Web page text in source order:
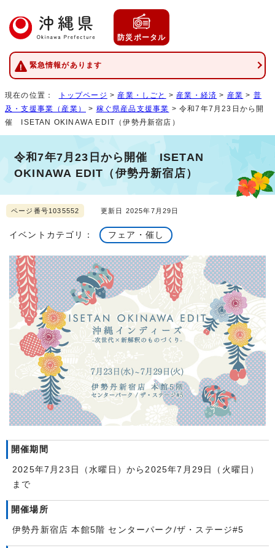
防災ポータル
緊急情報があります
現在の位置： トップページ > 産業・しごと > 産業・経済 > 産業 > 普
及・支援事業（産業）
> 稼ぐ県産品支援事業 > 令和7年7月23日から開
催 ISETAN OKINAWA EDIT（伊勢丹新宿店）
令和7年7月23日から開催 ISETAN
OKINAWA EDIT（伊勢丹新宿店）
ページ番号1035552 更新日 2025年7月29日
イベントカテゴリ： フェア・催し
開催期間
2025年7月23日（水曜日）から2025年7月29日（火曜日）
まで
開催場所
伊勢丹新宿店 本館5階 センターパーク/ザ・ステージ#5